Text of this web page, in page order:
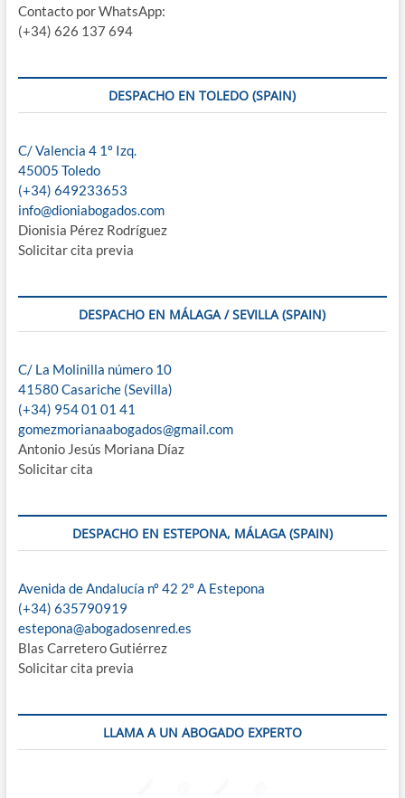
Contacto por WhatsApp:
(+34) 626 137 694
DESPACHO EN TOLEDO (SPAIN)
C/ Valencia 4 1º Izq.
45005 Toledo
(+34) 649233653
info@dioniabogados.com
Dionisia Pérez Rodríguez
Solicitar cita previa
DESPACHO EN MÁLAGA / SEVILLA (SPAIN)
C/ La Molinilla número 10
41580 Casariche (Sevilla)
(+34) 954 01 01 41
gomezmorianaabogados@gmail.com
Antonio Jesús Moriana Díaz
Solicitar cita
DESPACHO EN ESTEPONA, MÁLAGA (SPAIN)
Avenida de Andalucía nº 42 2º A Estepona
(+34) 635790919
estepona@abogadosenred.es
Blas Carretero Gutiérrez
Solicitar cita previa
LLAMA A UN ABOGADO EXPERTO